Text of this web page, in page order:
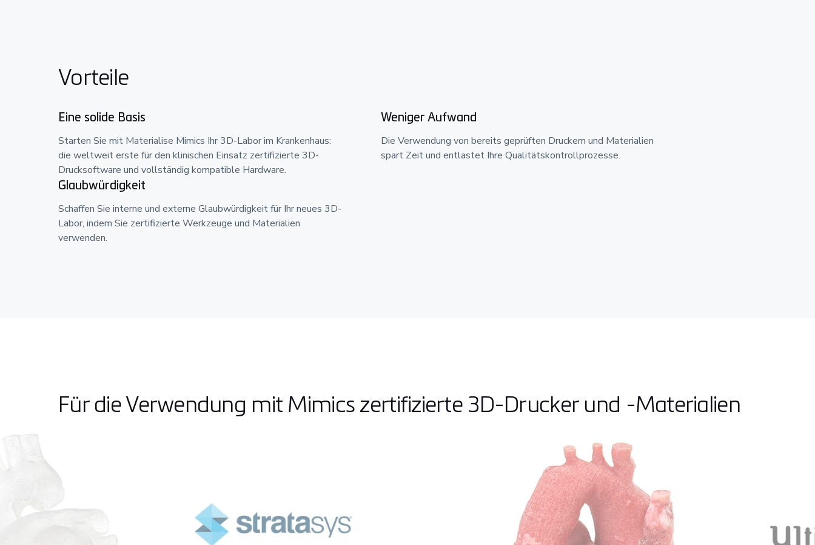
Vorteile
Eine solide Basis
Starten Sie mit Materialise Mimics Ihr 3D-Labor im Krankenhaus:
die weltweit erste für den klinischen Einsatz zertifizierte 3D-
Drucksoftware und vollständig kompatible Hardware.
Weniger Aufwand
Die Verwendung von bereits geprüften Druckern und Materialien
spart Zeit und entlastet Ihre Qualitätskontrollprozesse.
Glaubwürdigkeit
Schaffen Sie interne und externe Glaubwürdigkeit für Ihr neues 3D-
Labor, indem Sie zertifizierte Werkzeuge und Materialien
verwenden.
Für die Verwendung mit Mimics zertifizierte 3D-Drucker und -Materialien